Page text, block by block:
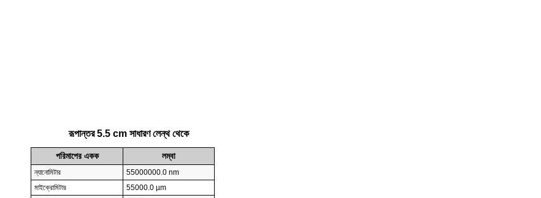
রূপান্তর 5.5 cm সাধারণ লেন্থ থেকে
পরিমাপের একক লম্বা
ন্যানোমিটার
55000000.0 nm
মাইক্রোমিটার
55000.0 µm